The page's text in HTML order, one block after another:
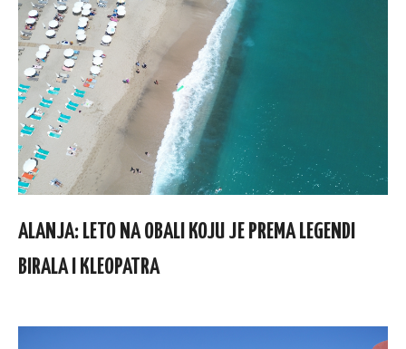
ALANJA: LETO NA OBALI KOJU JE PREMA LEGENDI
BIRALA I KLEOPATRA